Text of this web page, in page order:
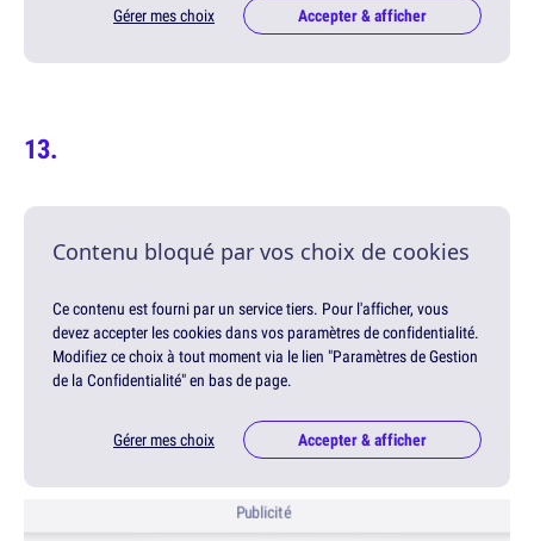
Gérer mes choix Accepter & afficher
Contenu bloqué par vos choix de cookies
Ce contenu est fourni par un service tiers. Pour l'afficher, vous
devez accepter les cookies dans vos paramètres de confidentialité.
Modifiez ce choix à tout moment via le lien "Paramètres de Gestion
de la Confidentialité" en bas de page.
Gérer mes choix Accepter & afficher
Publicité